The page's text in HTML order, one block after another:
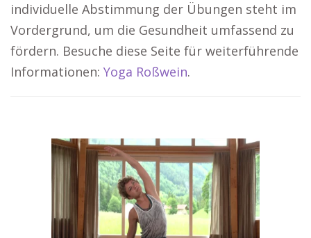
individuelle Abstimmung der Übungen steht im
Vordergrund, um die Gesundheit umfassend zu
fördern. Besuche diese Seite für weiterführende
Informationen: Yoga Roßwein.